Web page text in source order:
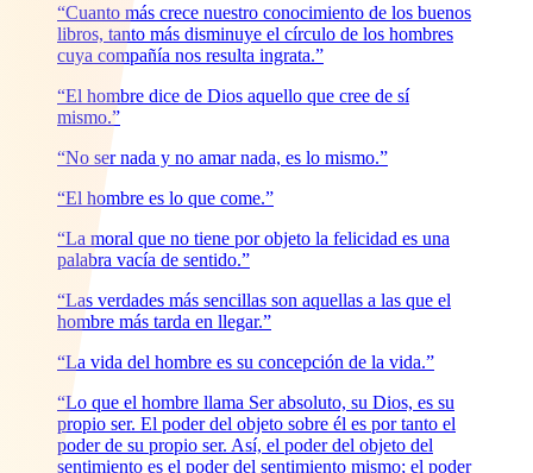
“Cuanto más crece nuestro conocimiento de los buenos
libros, tanto más disminuye el círculo de los hombres
cuya compañía nos resulta ingrata.”
“El hombre dice de Dios aquello que cree de sí
mismo.”
“No ser nada y no amar nada, es lo mismo.”
“El hombre es lo que come.”
“La moral que no tiene por objeto la felicidad es una
palabra vacía de sentido.”
“Las verdades más sencillas son aquellas a las que el
hombre más tarda en llegar.”
“La vida del hombre es su concepción de la vida.”
“Lo que el hombre llama Ser absoluto, su Dios, es su
propio ser. El poder del objeto sobre él es por tanto el
poder de su propio ser. Así, el poder del objeto del
sentimiento es el poder del sentimiento mismo; el poder